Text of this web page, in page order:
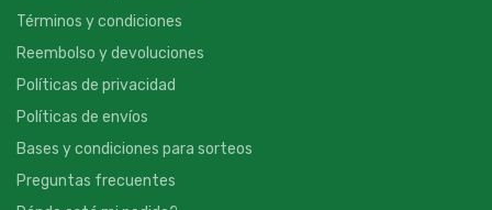
Términos y condiciones
Reembolso y devoluciones
Políticas de privacidad
Políticas de envíos
Bases y condiciones para sorteos
Preguntas frecuentes